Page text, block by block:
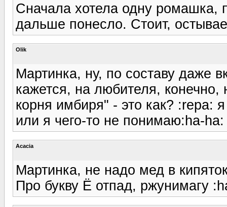
Сначала хотела одну
дальше понесло. Стоит,
Olik
Мартинка, ну, по составу даже
кажется, на любителя, конечно,
корня имбиря" - это как? :repa:
или я чего-то не понимаю:ha-ha:
Acacia
Мартинка, не надо мед в
Про букву Ё отпад, ржунимагу